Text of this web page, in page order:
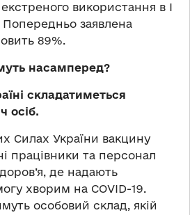
використання в I
Попередньо заявлена
89%.
насамперед?
складатиметься
осіб.
Силах України вакцину
працівники та персонал
де надають
хворим на COVID-19.
особовий склад, якій